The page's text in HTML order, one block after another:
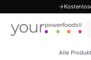
Alle